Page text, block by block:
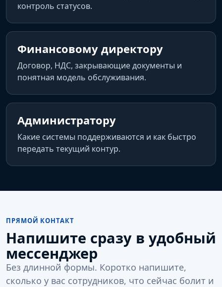
контроль статусов.
Финансовому директору
Договор, НДС, закрывающие документы и
понятная модель обслуживания.
Администратору
Какие системы поддерживаются и как быстро
передать текущий контур.
ПРЯМОЙ КОНТАКТ
Напишите сразу в удобный
мессенджер
Без длинной формы. Коротко напишите,
сколько у вас сотрудников, что сейчас болит и